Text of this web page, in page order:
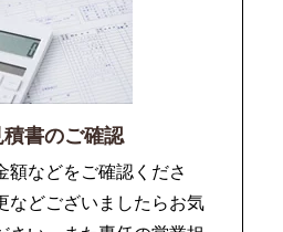
書のご確認
額などをご確認くださ
などございましたらお気